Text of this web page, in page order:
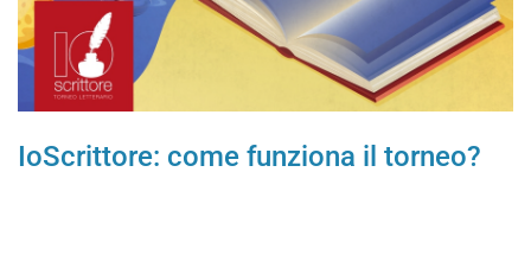
IoScrittore: come funziona il torneo?